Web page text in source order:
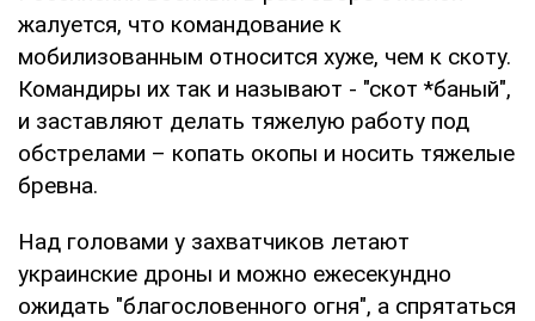
жалуется, что командование к
мобилизованным относится хуже, чем к скоту.
Командиры их так и называют - "скот *баный",
и заставляют делать тяжелую работу под
обстрелами – копать окопы и носить тяжелые
бревна.
Над головами у захватчиков летают
украинские дроны и можно ежесекундно
ожидать "благословенного огня", а спрятаться